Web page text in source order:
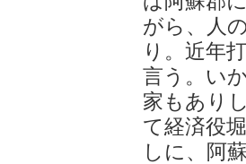
がら、人
り。近年
言う。い
家もあり
て経済役
しに、阿